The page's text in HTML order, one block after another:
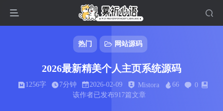
热门 网站源码
2026最新精美个人主页系统源码
1256字 7分钟 2026-02-09 Mistora 66
0
该作者已发布917篇文章